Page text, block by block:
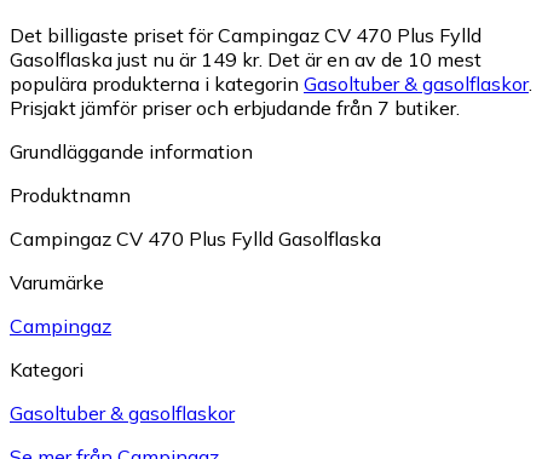
Det billigaste priset för Campingaz CV 470 Plus Fylld
Gasolflaska just nu är 149 kr. Det är en av de 10 mest
populära produkterna i kategorin Gasoltuber & gasolflaskor.
Prisjakt jämför priser och erbjudande från 7 butiker.
Grundläggande information
Produktnamn
Campingaz CV 470 Plus Fylld Gasolflaska
Varumärke
Campingaz
Kategori
Gasoltuber & gasolflaskor